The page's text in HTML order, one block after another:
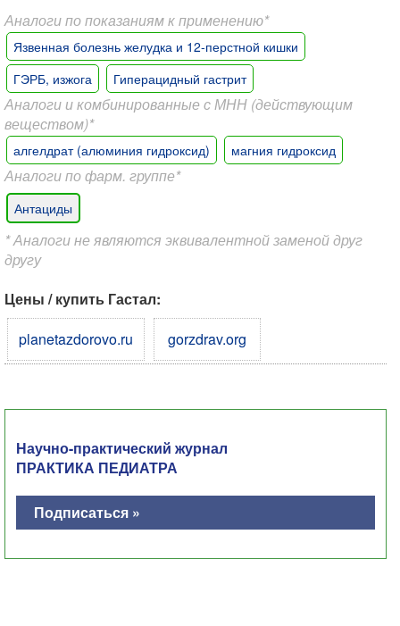
Аналоги по показаниям к применению*
Язвенная болезнь желудка и 12-перстной кишки
ГЭРБ, изжога
Гиперацидный гастрит
Аналоги и комбинированные с МНН (действующим
веществом)*
алгелдрат (алюминия гидроксид) магния гидроксид
Аналоги по фарм. группе*
Антациды
* Аналоги не являются эквивалентной заменой друг
другу
Цены / купить Гастал:
planetazdorovo.ru
gorzdrav.org
Научно-практический журнал
ПРАКТИКА ПЕДИАТРА
Подписаться »